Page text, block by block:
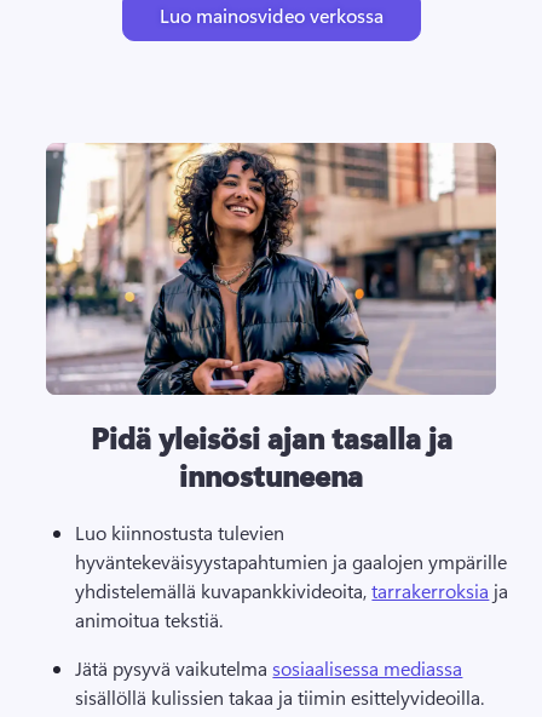
Luo mainosvideo verkossa
Pidä yleisösi ajan tasalla ja
innostuneena
Luo kiinnostusta tulevien
hyväntekeväisyystapahtumien ja gaalojen ympärille
yhdistelemällä kuvapankkivideoita, tarrakerroksia ja
animoitua tekstiä.
Jätä pysyvä vaikutelma sosiaalisessa mediassa
sisällöllä kulissien takaa ja tiimin esittelyvideoilla.